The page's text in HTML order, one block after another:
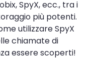
SpyX, ecc., tra i
più potenti.
utilizzare SpyX
chiamate di
essere scoperti!